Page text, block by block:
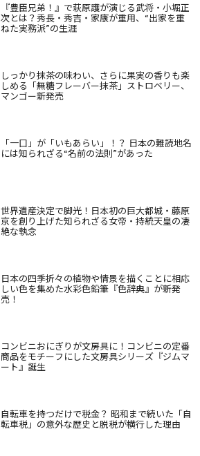
『豊臣兄弟！』で萩原護が演じる武将・小堀正
次とは？秀長・秀吉・家康が重用、“出家を重
ねた実務派”の生涯
しっかり抹茶の味わい、さらに果実の香りも楽
しめる「無糖フレーバー抹茶」ストロベリー、
マンゴー新発売
「一口」が「いもあらい」！？ 日本の難読地名
には知られざる“名前の法則”があった
世界遺産決定で脚光！日本初の巨大都城・藤原
京を創り上げた知られざる女帝・持統天皇の凄
絶な執念
日本の四季折々の植物や情景を描くことに相応
しい色を集めた水彩色鉛筆『色辞典』が新発
売！
コンビニおにぎりが文房具に！コンビニの定番
商品をモチーフにした文房具シリーズ『ジムマ
ート』誕生
自転車を持つだけで税金？ 昭和まで続いた「自
転車税」の意外な歴史と脱税が横行した理由